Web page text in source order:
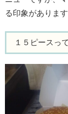
る印象があります
１５ピースっ